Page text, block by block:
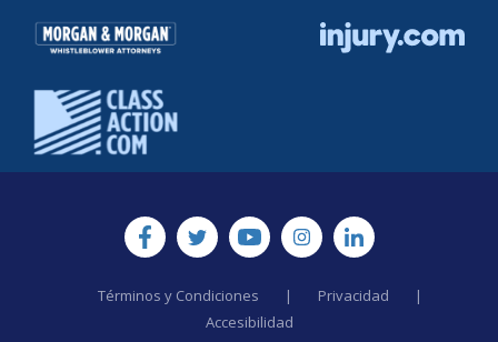
Términos y Condiciones | Privacidad
|
Accesibilidad